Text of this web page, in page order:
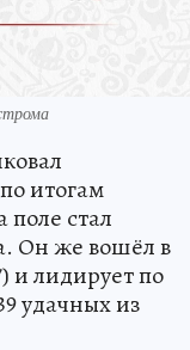
итогам
стал
Он же вошёл в
и лидирует по
удачных из